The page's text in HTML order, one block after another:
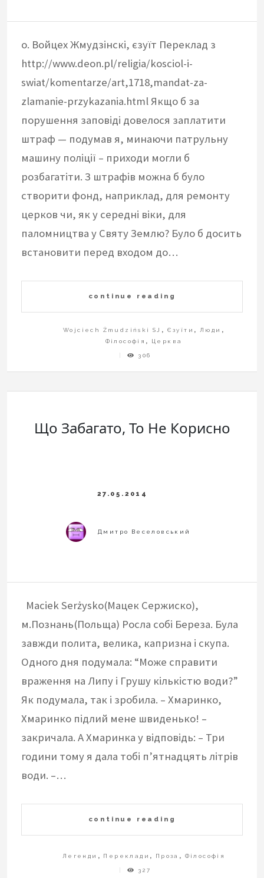
о. Войцех Жмудзінскі, єзуїт Переклад з
http://www.deon.pl/religia/kosciol-i-
swiat/komentarze/art,1718,mandat-za-
zlamanie-przykazania.html Якщо б за
порушення заповіді довелося заплатити
штраф — подумав я, минаючи патрульну
машину поліції – приходи могли б
розбагатіти. З штрафів можна б було
створити фонд, наприклад, для ремонту
церков чи, як у середні віки, для
паломництва у Святу Землю? Було б досить
встановити перед входом до…
continue reading
Wojciech Żmudziński SJ , Єзуїти , Люди ,
Філософія , Церква
306
Що Забагато, То Не Корисно
Maciek Serżysko(Мацек Сержиско),
м.Познань(Польща) Росла собі Береза. Була
завжди полита, велика, капризна і скупа.
Одного дня подумала: “Може справити
враження на Липу і Грушу кількістю води?”
Як подумала, так і зробила. – Хмаринко,
Хмаринко підлий мене швиденько! –
закричала. А Хмаринка у відповідь: – Три
години тому я дала тобі п’ятнадцять літрів
води. –…
continue reading
Легенди , Переклади , Проза , Філософія
327